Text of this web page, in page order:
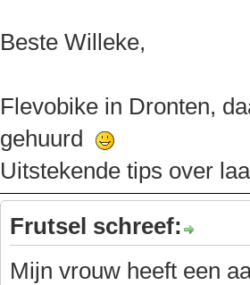
Beste Willeke,
Flevobike in Dronten,
gehuurd
Uitstekende tips over
Frutsel schreef:
Mijn vrouw heeft een